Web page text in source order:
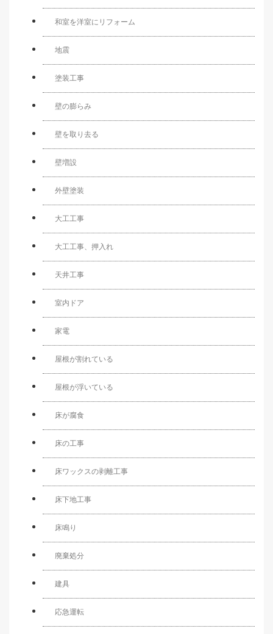
和室を洋室にリフォーム
地震
塗装工事
壁の膨らみ
壁を取り去る
壁増設
外壁塗装
大工工事
大工工事、押入れ
天井工事
室内ドア
家電
屋根が割れている
屋根が浮いている
床が腐食
床の工事
床ワックスの剥離工事
床下地工事
床鳴り
廃棄処分
建具
応急運転